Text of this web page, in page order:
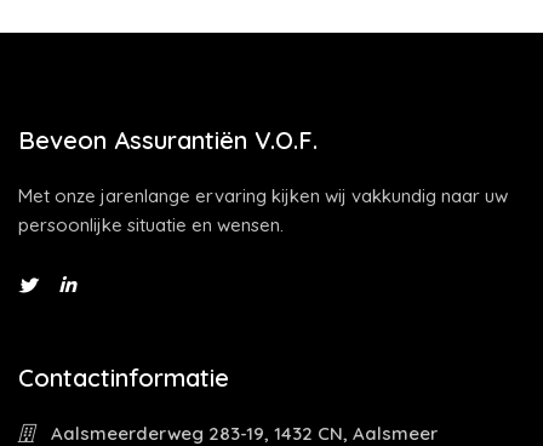
Beveon Assurantiën V.O.F.
Met onze jarenlange ervaring kijken wij vakkundig naar uw
persoonlijke situatie en wensen.
Contactinformatie
Aalsmeerderweg 283-19, 1432 CN, Aalsmeer